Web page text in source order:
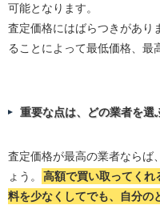
可能となります。
査定価格にはばらつきがあり
ることによって最低価格、最
重要な点は、どの業者を選
査定価格が最高の業者ならば
ょう。
高額で買い取ってくれ
料を少なくしてでも、自分の